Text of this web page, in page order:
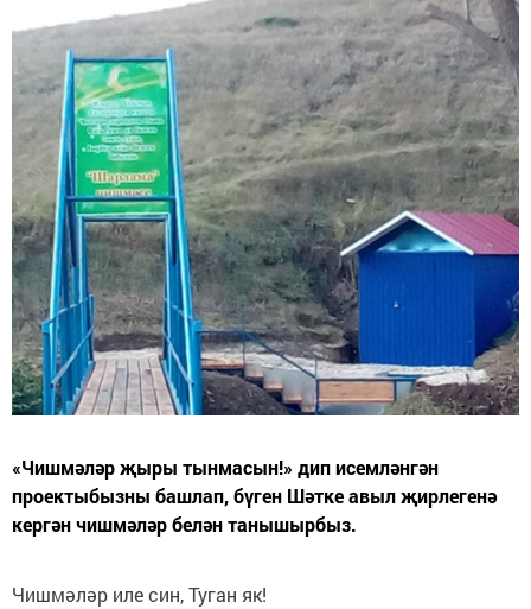
«Чишмәләр җыры тынмасын!» дип исемләнгән
проектыбызны башлап, бүген Шәтке авыл җирлегенә
кергән чишмәләр белән танышырбыз.
Чишмәләр иле син, Туган як!